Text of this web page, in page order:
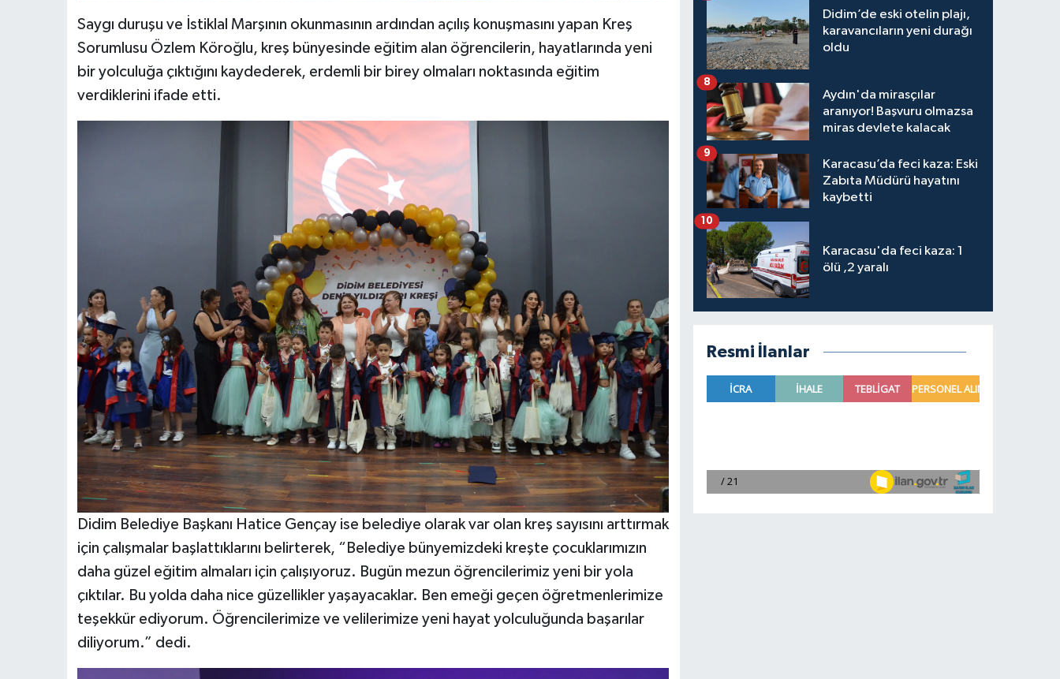
Saygı duruşu ve İstiklal Marşının okunmasının ardından açılış konuşmasını yapan Kreş
Sorumlusu Özlem Köroğlu, kreş bünyesinde eğitim alan öğrencilerin, hayatlarında yeni
bir yolculuğa çıktığını kaydederek, erdemli bir birey olmaları noktasında eğitim
verdiklerini ifade etti.
Didim Belediye Başkanı Hatice Gençay ise belediye olarak var olan kreş sayısını arttırmak
için çalışmalar başlattıklarını belirterek, “Belediye bünyemizdeki kreşte çocuklarımızın
daha güzel eğitim almaları için çalışıyoruz. Bugün mezun öğrencilerimiz yeni bir yola
çıktılar. Bu yolda daha nice güzellikler yaşayacaklar. Ben emeği geçen öğretmenlerimize
teşekkür ediyorum. Öğrencilerimize ve velilerimize yeni hayat yolculuğunda başarılar
diliyorum.” dedi.
Didim’de eski otelin plajı,
karavancıların yeni durağı
oldu
Aydın'da mirasçılar
aranıyor! Başvuru olmazsa
miras devlete kalacak
8
Karacasu’da feci kaza: Eski
Zabıta Müdürü hayatını
kaybetti
9
Karacasu'da feci kaza: 1
ölü ,2 yaralı
10
Resmi İlanlar